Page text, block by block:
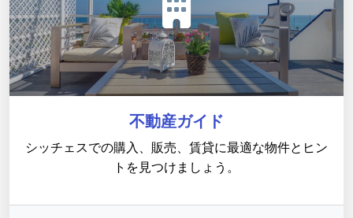
不動産ガイド
シッチェスでの購入、販売、賃貸に最適な物件とヒン
トを見つけましょう。